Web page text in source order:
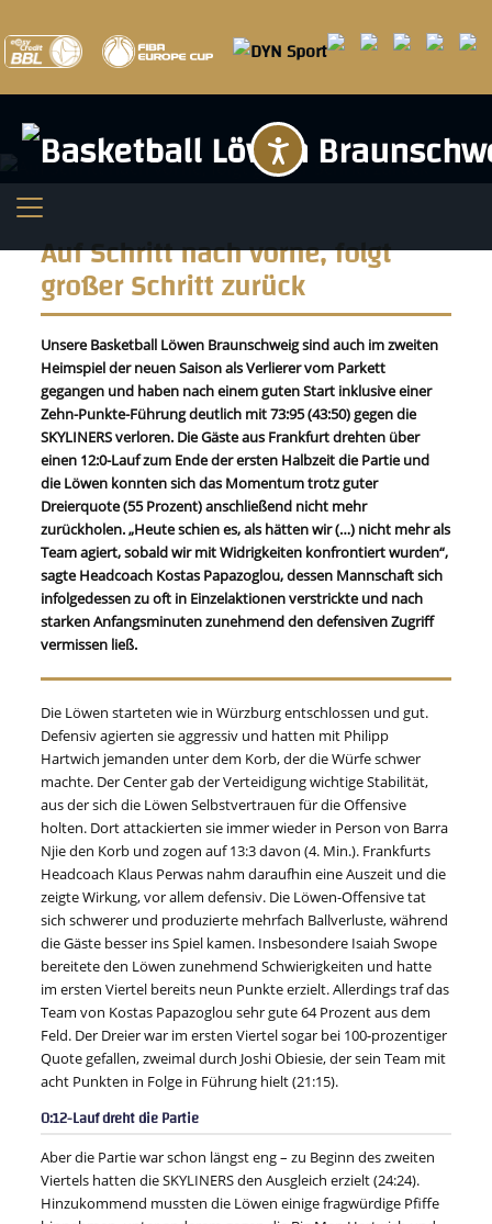
Auf Schritt nach vorne, folgt
großer Schritt zurück
Unsere Basketball Löwen Braunschweig sind auch im zweiten
Heimspiel der neuen Saison als Verlierer vom Parkett
gegangen und haben nach einem guten Start inklusive einer
Zehn-Punkte-Führung deutlich mit 73:95 (43:50) gegen die
SKYLINERS verloren. Die Gäste aus Frankfurt drehten über
einen 12:0-Lauf zum Ende der ersten Halbzeit die Partie und
die Löwen konnten sich das Momentum trotz guter
Dreierquote (55 Prozent) anschließend nicht mehr
zurückholen. „Heute schien es, als hätten wir (…) nicht mehr als
Team agiert, sobald wir mit Widrigkeiten konfrontiert wurden“,
sagte Headcoach Kostas Papazoglou, dessen Mannschaft sich
infolgedessen zu oft in Einzelaktionen verstrickte und nach
starken Anfangsminuten zunehmend den defensiven Zugriff
vermissen ließ.
Die Löwen starteten wie in Würzburg entschlossen und gut.
Defensiv agierten sie aggressiv und hatten mit Philipp
Hartwich jemanden unter dem Korb, der die Würfe schwer
machte. Der Center gab der Verteidigung wichtige Stabilität,
aus der sich die Löwen Selbstvertrauen für die Offensive
holten. Dort attackierten sie immer wieder in Person von Barra
Njie den Korb und zogen auf 13:3 davon (4. Min.). Frankfurts
Headcoach Klaus Perwas nahm daraufhin eine Auszeit und die
zeigte Wirkung, vor allem defensiv. Die Löwen-Offensive tat
sich schwerer und produzierte mehrfach Ballverluste, während
die Gäste besser ins Spiel kamen. Insbesondere Isaiah Swope
bereitete den Löwen zunehmend Schwierigkeiten und hatte
im ersten Viertel bereits neun Punkte erzielt. Allerdings traf das
Team von Kostas Papazoglou sehr gute 64 Prozent aus dem
Feld. Der Dreier war im ersten Viertel sogar bei 100-prozentiger
Quote gefallen, zweimal durch Joshi Obiesie, der sein Team mit
acht Punkten in Folge in Führung hielt (21:15).
0:12-Lauf dreht die Partie
Aber die Partie war schon längst eng – zu Beginn des zweiten
Viertels hatten die SKYLINERS den Ausgleich erzielt (24:24).
Hinzukommend mussten die Löwen einige fragwürdige Pfiffe